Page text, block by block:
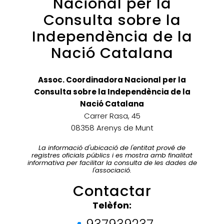
Consulta sobre la
Independència de la
Nació Catalana
Assoc. Coordinadora Nacional per la
Consulta sobre la Independència de la
Nació Catalana
Carrer Rasa, 45
08358 Arenys de Munt
La informació d'ubicació de l'entitat prové de
registres oficials públics i es mostra amb finalitat
informativa per facilitar la consulta de les dades de
l'associació.
Contactar
Telèfon: